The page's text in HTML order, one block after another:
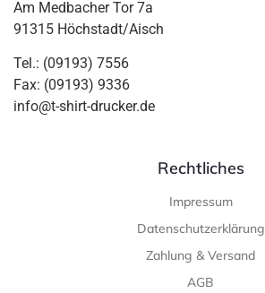
Am Medbacher Tor 7a
91315 Höchstadt/Aisch
Tel.: (09193) 7556
Fax: (09193) 9336
info@t-shirt-drucker.de
Rechtliches
Impressum
Datenschutzerklärung
Zahlung & Versand
AGB